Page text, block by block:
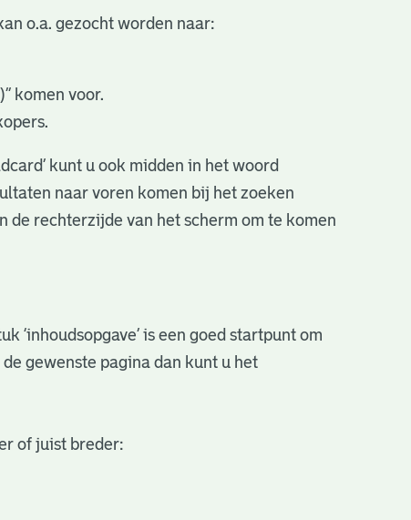
o.a. gezocht worden naar:
komen voor.
kunt u ook midden in het woord
naar voren komen bij het zoeken
rechterzijde van het scherm om te komen
‘inhoudsopgave’ is een goed startpunt om
gewenste pagina dan kunt u het
of juist breder: